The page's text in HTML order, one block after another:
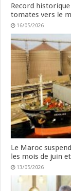
Record
tomates vers le
16/05/2026
Le Maroc
les mois de juin
13/05/2026